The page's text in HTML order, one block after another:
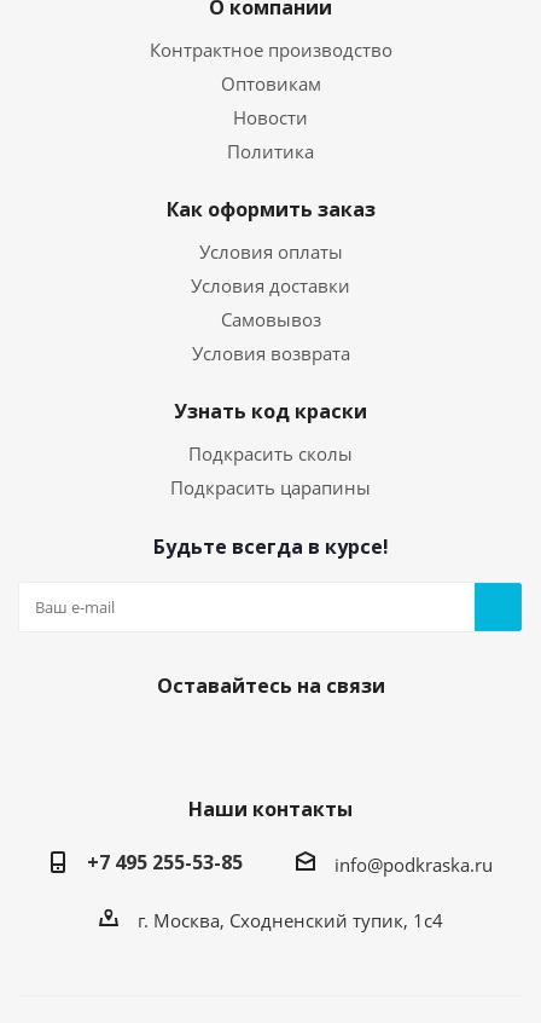
О компании
Контрактное производство
Оптовикам
Новости
Политика
Как оформить заказ
Условия оплаты
Условия доставки
Самовывоз
Условия возврата
Узнать код краски
Подкрасить сколы
Подкрасить царапины
Будьте всегда в курсе!
Оставайтесь на связи
Наши контакты
+7 495 255-53-85
info@podkraska.ru
г. Москва, Сходненский тупик, 1с4